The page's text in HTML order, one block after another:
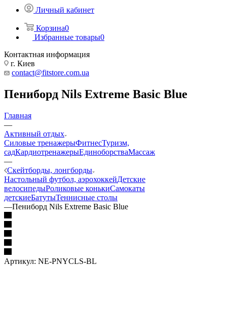
Личный кабинет
Корзина0
Избранные товары0
Контактная информация
г. Киев
contact@fitstore.com.ua
Пениборд Nils Extreme Basic Blue
Главная
—
Активный отдых
Силовые тренажерыФитнесТуризм,
садКардиотренажерыЕдиноборстваМассаж
—
Скейтборды, лонгборды
Настольный футбол, аэрохоккейДетские
велосипедыРоликовые конькиСамокаты
детскиеБатутыТеннисные столы
—Пениборд Nils Extreme Basic Blue
Артикул: NE-PNYCLS-BL